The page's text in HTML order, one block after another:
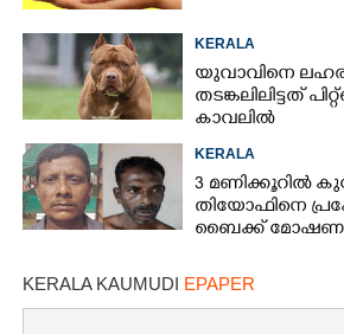
KERALA
യുവാവിനെ
തടങ്കലിലിട്ടത്
കാവലിൽ
KERALA
3 മണിക്കൂറിൽ
തിയോഫിനെ
ബൈക്ക്
KERALA KAUMUDI EPAPER